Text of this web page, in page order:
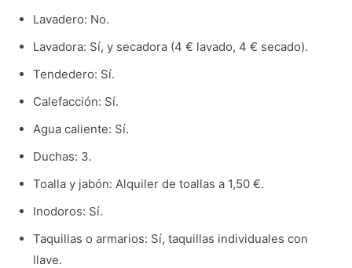
Lavadero: No.
Lavadora: Sí, y secadora (4 € lavado, 4 € secado).
Tendedero: Sí.
Calefacción: Sí.
Agua caliente: Sí.
Duchas: 3.
Toalla y jabón: Alquiler de toallas a 1,50 €.
Inodoros: Sí.
Taquillas o armarios: Sí, taquillas individuales con
llave.